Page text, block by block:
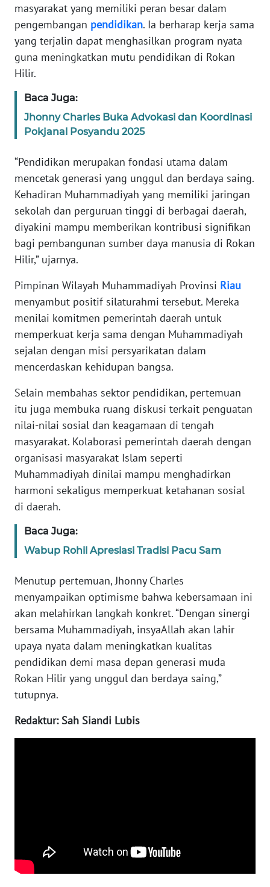
masyarakat yang memiliki peran besar dalam
pengembangan pendidikan. Ia berharap kerja sama
yang terjalin dapat menghasilkan program nyata
guna meningkatkan mutu pendidikan di Rokan
Hilir.
Baca Juga:
Jhonny Charles Buka Advokasi dan Koordinasi
Pokjanal Posyandu 2025
“Pendidikan merupakan fondasi utama dalam
mencetak generasi yang unggul dan berdaya saing.
Kehadiran Muhammadiyah yang memiliki jaringan
sekolah dan perguruan tinggi di berbagai daerah,
diyakini mampu memberikan kontribusi signifikan
bagi pembangunan sumber daya manusia di Rokan
Hilir,” ujarnya.
Pimpinan Wilayah Muhammadiyah Provinsi Riau
menyambut positif silaturahmi tersebut. Mereka
menilai komitmen pemerintah daerah untuk
memperkuat kerja sama dengan Muhammadiyah
sejalan dengan misi persyarikatan dalam
mencerdaskan kehidupan bangsa.
Selain membahas sektor pendidikan, pertemuan
itu juga membuka ruang diskusi terkait penguatan
nilai-nilai sosial dan keagamaan di tengah
masyarakat. Kolaborasi pemerintah daerah dengan
organisasi masyarakat Islam seperti
Muhammadiyah dinilai mampu menghadirkan
harmoni sekaligus memperkuat ketahanan sosial
di daerah.
Baca Juga:
Wabup Rohil Apresiasi Tradisi Pacu Sam
Menutup pertemuan, Jhonny Charles
menyampaikan optimisme bahwa kebersamaan ini
akan melahirkan langkah konkret. “Dengan sinergi
bersama Muhammadiyah, insyaAllah akan lahir
upaya nyata dalam meningkatkan kualitas
pendidikan demi masa depan generasi muda
Rokan Hilir yang unggul dan berdaya saing,”
tutupnya.
Redaktur: Sah Siandi Lubis
WN
SUMUT
WN
JAKARTA
WN
JABAR
WN
BANTEN
WN
NTT
WN
WN
PAPUA
WN
PAPUA
BARAT
WN
RIAU
WN
SERAMBI
WN
JAMBI
WN
SULTRA
WN
NTB
WN
SULBAR
WN
WN
BENGKULU